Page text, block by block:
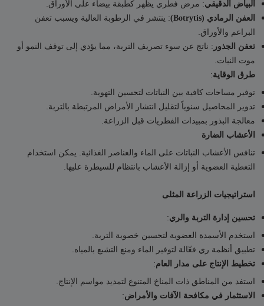
البياض الدقيقي: مرض فطري يظهر كطبقة بيضاء على الأوراق.
العفن الرمادي (Botrytis)
: ينتشر في الرطوبة العالية ويسبب تعفن
البراعم والأوراق.
تعفن الجذور : ناتج عن سوء تصريف التربة، مما يؤدي إلى توقف النمو أو
موت النبات.
طرق الوقاية:
توفير مساحات كافية بين النباتات لتحسين التهوية.
تدوير المحاصيل سنوياً لتقليل انتشار الأمراض المرتبطة بالتربة.
معالجة البذور بمبيدات الفطريات قبل الزراعة.
الأعشاب الضارة
تنافس الأعشاب النباتات على الماء والعناصر الغذائية. يمكن استخدام
التغطية العضوية أو إزالة الأعشاب بانتظام للسيطرة عليها.
استراتيجيات الزراعة المثلى
تحسين إدارة التربة والري:
استخدم الأسمدة العضوية لتحسين خصوبة التربة.
تطبيق أنظمة ري فعّالة لتوفير الماء ومنع التشبع بالمياه.
تخطيط الإنتاج على مدار العام:
استفد من المناطق ذات المناخ المتنوع لتمديد مواسم الإنتاج.
الاستثمار في مكافحة الآفات والأمراض: